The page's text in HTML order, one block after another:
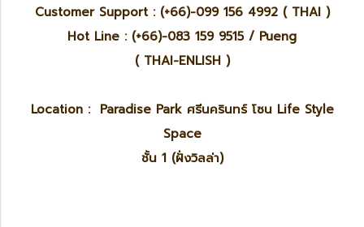
Customer Support : (+66)-099 156 4992 ( THAI )
Hot Line : (+66)-083 159 9515 / Pueng
( THAI-ENLISH )
Location : Paradise Park ศรีนครินทร์ โซน Life Style
Space
ชั้น 1 (ฝั่งวิลล่า)